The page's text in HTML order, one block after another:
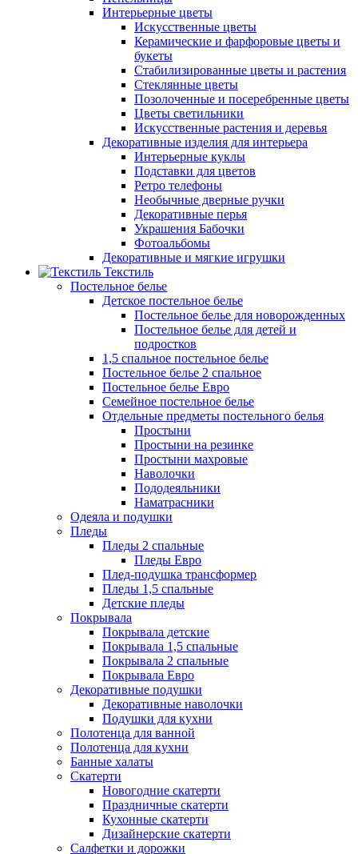
Интерьерные цветы
Искусственные цветы
Керамические и фарфоровые цветы и
букеты
Стабилизированные цветы и растения
Стеклянные цветы
Позолоченные и посеребренные цветы
Цветы светильники
Искусственные растения и деревья
Декоративные изделия для интерьера
Интерьерные куклы
Подставки для цветов
Ретро телефоны
Необычные дверные ручки
Декоративные перья
Украшения Бабочки
Фотоальбомы
Декоративные и мягкие игрушки
Текстиль
Постельное белье
Детское постельное белье
Постельное белье для новорожденных
Постельное белье для детей и
подростков
1,5 спальное постельное белье
Постельное белье 2 спальное
Постельное белье Евро
Семейное постельное белье
Отдельные предметы постельного белья
Простыни
Простыни на резинке
Простыни махровые
Наволочки
Пододеяльники
Наматрасники
Одеяла и подушки
Пледы
Пледы 2 спальные
Пледы Евро
Плед-подушка трансформер
Пледы 1,5 спальные
Детские пледы
Покрывала
Покрывала детские
Покрывала 1,5 спальные
Покрывала 2 спальные
Покрывала Евро
Декоративные подушки
Декоративные наволочки
Подушки для кухни
Полотенца для ванной
Полотенца для кухни
Банные халаты
Скатерти
Новогодние скатерти
Праздничные скатерти
Кухонные скатерти
Дизайнерские скатерти
Салфетки и дорожки